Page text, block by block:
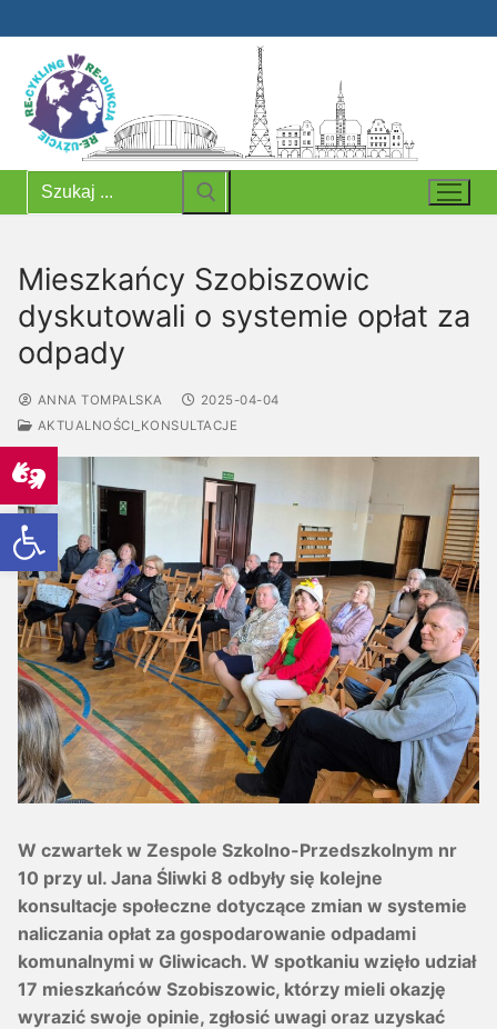
Otwórz pasek narzędzi
do
treści
Szukaj:
Mieszkańcy Szobiszowic
dyskutowali o systemie opłat za
odpady
ANNA TOMPALSKA
2025-04-04
AKTUALNOŚCI_KONSULTACJE
W czwartek w Zespole Szkolno-Przedszkolnym nr
10 przy ul. Jana Śliwki 8 odbyły się kolejne
konsultacje społeczne dotyczące zmian w systemie
naliczania opłat za gospodarowanie odpadami
komunalnymi w Gliwicach. W spotkaniu wzięło udział
17 mieszkańców Szobiszowic, którzy mieli okazję
wyrazić swoje opinie, zgłosić uwagi oraz uzyskać